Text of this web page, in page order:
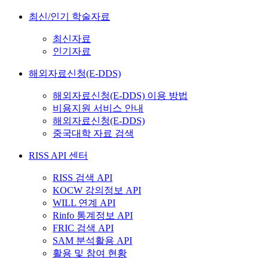
최신/인기 학술자료
최신자료
인기자료
해외자료신청(E-DDS)
해외자료신청(E-DDS) 이용 방법
비용지원 서비스 안내
해외자료신청(E-DDS)
중국대학 자료 검색
RISS API 센터
RISS 검색 API
KOCW 강의정보 API
WILL 연계 API
Rinfo 통계정보 API
FRIC 검색 API
SAM 분석활용 API
활용 및 참여 현황